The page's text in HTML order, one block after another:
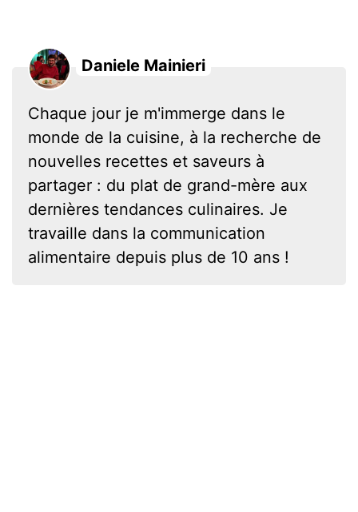
Daniele Mainieri
Chaque jour je m'immerge dans le
monde de la cuisine, à la recherche de
nouvelles recettes et saveurs à
partager : du plat de grand-mère aux
dernières tendances culinaires. Je
travaille dans la communication
alimentaire depuis plus de 10 ans !